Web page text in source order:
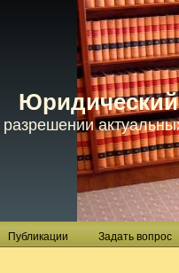
Публикации Задать вопрос